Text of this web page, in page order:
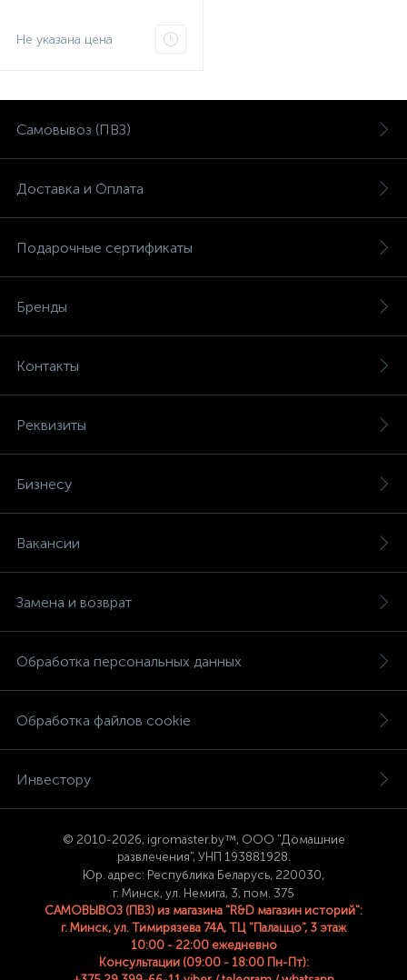
Не указана цена
Самовывоз (ПВЗ)
Доставка и Оплата
Подарочные сертификаты
Бренды
Контакты
Реквизиты
Бизнесу
Вакансии
Замена и возврат
Обработка персональных данных
Обработка файлов cookie
Инвестору
© 2010-2026, igromaster.by™, ООО "Домашние
развлечения", УНП 193881928.
Юр. адрес: Республика Беларусь, 220030,
г. Минск, ул. Немига, 3, пом. 375
САМОВЫВОЗ (ПВЗ) из магазина "R&D магазин историй":
г. Минск, ул. Тимирязева 74A, ТЦ "Палаццо", 3 этаж
10:00 - 22:00 ежедневно
Консультации (09:00 - 18:00 Пн-Пт):